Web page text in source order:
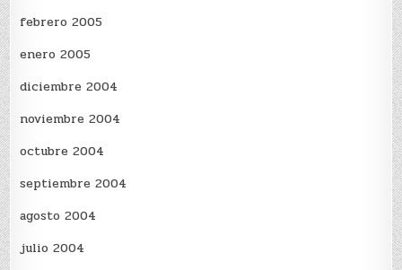
febrero 2005
enero 2005
diciembre 2004
noviembre 2004
octubre 2004
septiembre 2004
agosto 2004
julio 2004